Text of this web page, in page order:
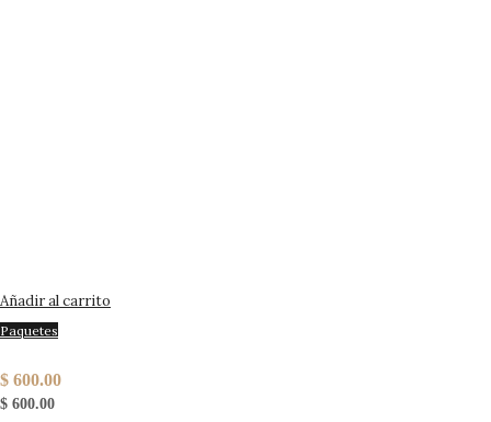
Añadir al carrito
Paquetes
$ 600.00
$ 600.00